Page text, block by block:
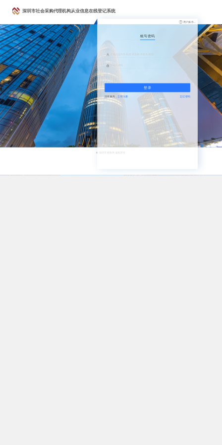
深圳市社会采购代理机构从业信息在线登记系统
用户操作...
账号密码
登录
没有账号， 立即注册 忘记密码
© 深圳市财政局 版权所有